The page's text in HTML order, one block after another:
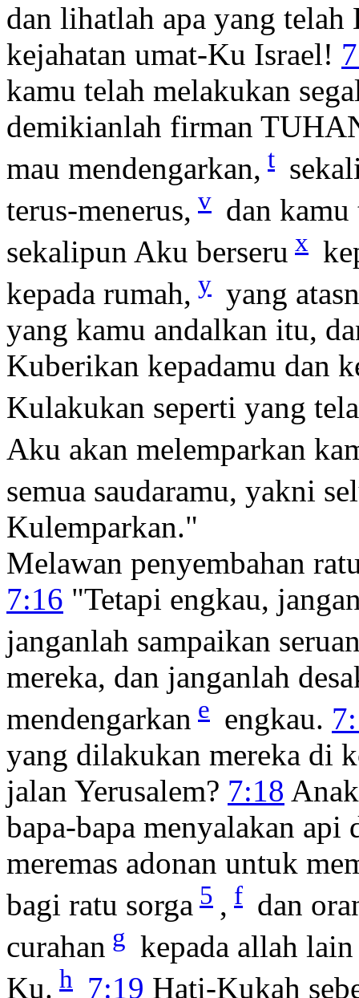
dan lihatlah apa yang
kejahatan umat-Ku Israel!
kamu telah melakukan
demikianlah firman
mau mendengarkan, t
terus-menerus, v dan
sekalipun Aku berseru x
kepada rumah, y yang
yang kamu andalkan itu,
Kuberikan kepadamu dan
Kulakukan seperti yang
Aku akan melemparkan
semua saudaramu, yakni
Kulemparkan."
Melawan penyembahan
7:16 "Tetapi engkau,
janganlah sampaikan
mereka, dan janganlah
mendengarkan e engkau.
yang dilakukan mereka di
jalan Yerusalem? 7:18
bapa-bapa menyalakan api
meremas adonan untuk
bagi ratu sorga 5 , f dan
curahan g kepada allah
Ku. h 7:19 Hati-Kukah